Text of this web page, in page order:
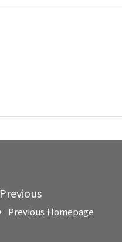
Previous
Previous Homepage